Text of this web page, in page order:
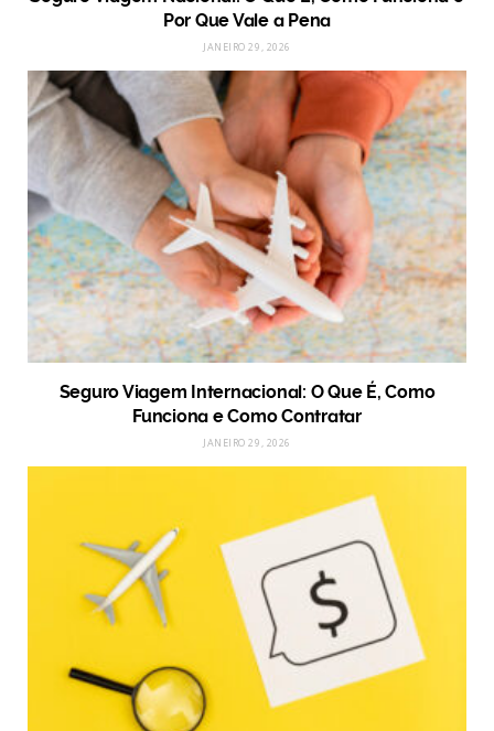
Por Que Vale a Pena
JANEIRO 29, 2026
Seguro Viagem Internacional: O Que É, Como
Funciona e Como Contratar
JANEIRO 29, 2026